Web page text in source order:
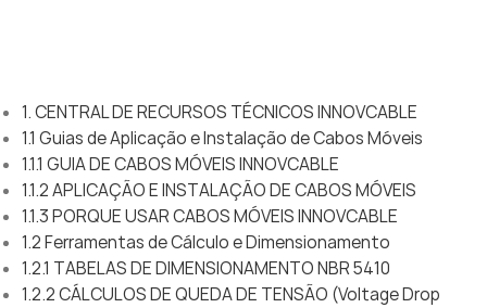
1. CENTRAL DE RECURSOS TÉCNICOS INNOVCABLE
1.1 Guias de Aplicação e Instalação de Cabos Móveis
1.1.1 GUIA DE CABOS MÓVEIS INNOVCABLE
1.1.2 APLICAÇÃO E INSTALAÇÃO DE CABOS MÓVEIS
1.1.3 PORQUE USAR CABOS MÓVEIS INNOVCABLE
1.2 Ferramentas de Cálculo e Dimensionamento
1.2.1 TABELAS DE DIMENSIONAMENTO NBR 5410
1.2.2 CÁLCULOS DE QUEDA DE TENSÃO (Voltage Drop